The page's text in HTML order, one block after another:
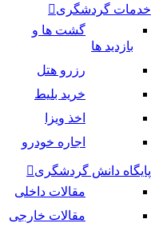
خدمات گردشگری
گشت ها و
بازدید ها
رزرو هتل
خرید بلیط
اخذ ویزا
اجاره خودرو
پایگاه دانش گردشگری
مقالات داخلی
مقالات خارجی